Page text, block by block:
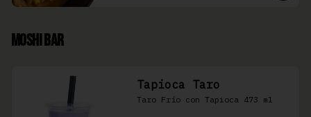
Moshi Bar
Tapioca Taro
Taro Frío con Tapioca 473 ml